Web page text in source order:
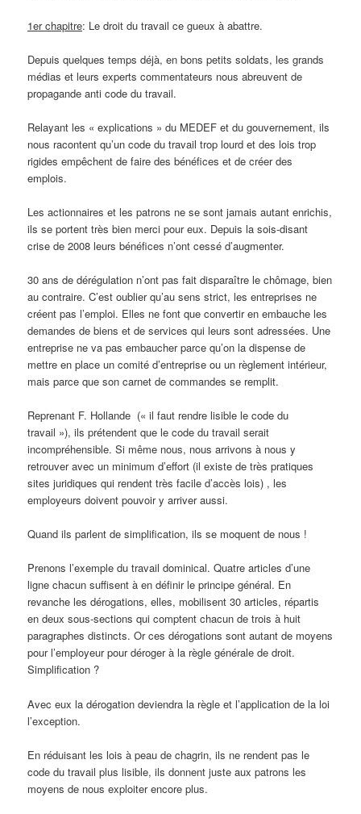
1er chapitre: Le droit du travail ce gueux à abattre.
Depuis quelques temps déjà, en bons petits soldats, les grands
médias et leurs experts commentateurs nous abreuvent de
propagande anti code du travail.
Relayant les « explications » du MEDEF et du gouvernement, ils
nous racontent qu’un code du travail trop lourd et des lois trop
rigides empêchent de faire des bénéfices et de créer des
emplois.
Les actionnaires et les patrons ne se sont jamais autant enrichis,
ils se portent très bien merci pour eux. Depuis la sois-disant
crise de 2008 leurs bénéfices n’ont cessé d’augmenter.
30 ans de dérégulation n’ont pas fait disparaître le chômage, bien
au contraire. C’est oublier qu’au sens strict, les entreprises ne
créent pas l’emploi. Elles ne font que convertir en embauche les
demandes de biens et de services qui leurs sont adressées. Une
entreprise ne va pas embaucher parce qu’on la dispense de
mettre en place un comité d’entreprise ou un règlement intérieur,
mais parce que son carnet de commandes se remplit.
Reprenant F. Hollande (« il faut rendre lisible le code du
travail »), ils prétendent que le code du travail serait
incompréhensible. Si même nous, nous arrivons à nous y
retrouver avec un minimum d’effort (il existe de très pratiques
sites juridiques qui rendent très facile d’accès lois) , les
employeurs doivent pouvoir y arriver aussi.
Quand ils parlent de simplification, ils se moquent de nous !
Prenons l’exemple du travail dominical. Quatre articles d’une
ligne chacun suffisent à en définir le principe général. En
revanche les dérogations, elles, mobilisent 30 articles, répartis
en deux sous-sections qui comptent chacun de trois à huit
paragraphes distincts. Or ces dérogations sont autant de moyens
pour l’employeur pour déroger à la règle générale de droit.
Simplification ?
Avec eux la dérogation deviendra la règle et l’application de la loi
l’exception.
En réduisant les lois à peau de chagrin, ils ne rendent pas le
code du travail plus lisible, ils donnent juste aux patrons les
moyens de nous exploiter encore plus.